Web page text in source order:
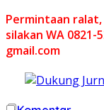
Permintaan
silakan WA
gmail.com